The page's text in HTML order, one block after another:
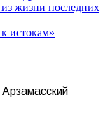
жизни последних
истокам»